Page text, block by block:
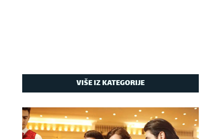
VIŠE IZ KATEGORIJE